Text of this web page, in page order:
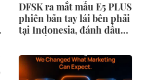
DFSK ra mắt mẫu E5 PLUS
phiên bản tay lái bên phải
tại Indonesia, đánh dấu
trình mở rộng toàn cầu